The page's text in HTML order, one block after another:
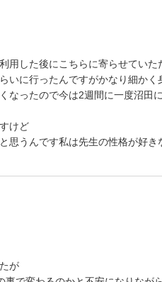
用した後にこちらに寄らせてい
いに行ったんですがかなり細かく
なったので今は2週間に一度沼田
けど
思うんです私は先生の性格が好き
が